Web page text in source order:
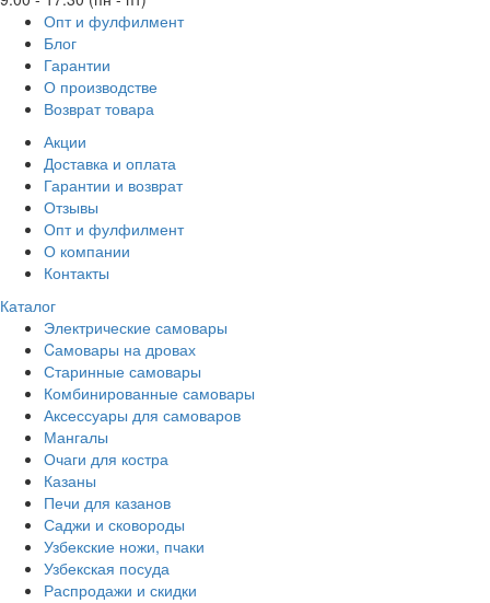
Опт и фулфилмент
Блог
Гарантии
О производстве
Возврат товара
Акции
Доставка и оплата
Гарантии и возврат
Отзывы
Опт и фулфилмент
О компании
Контакты
Каталог
Электрические самовары
Cамовары на дровах
Старинные самовары
Комбинированные самовары
Аксессуары для самоваров
Мангалы
Очаги для костра
Казаны
Печи для казанов
Саджи и сковороды
Узбекские ножи, пчаки
Узбекская посуда
Распродажи и скидки